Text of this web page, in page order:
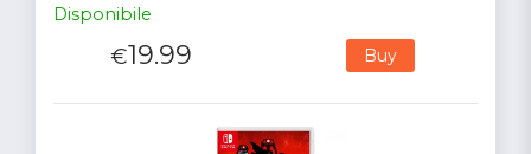
Disponibile
€19.99 Buy